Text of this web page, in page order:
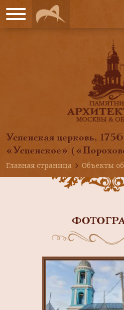
Успенская церковь,
«Успенское»
Главная страница
Объекты